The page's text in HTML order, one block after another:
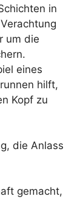
in
um die
eines
hilft,
Kopf zu
die Anlass
gemacht,